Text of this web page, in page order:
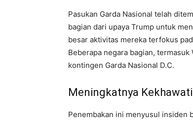
Pasukan Garda Nasional telah
bagian dari upaya Trump untuk
besar aktivitas mereka terfokus
Beberapa negara bagian,
kontingen Garda Nasional D.C.
Meningkatnya
Penembakan ini menyusul insiden